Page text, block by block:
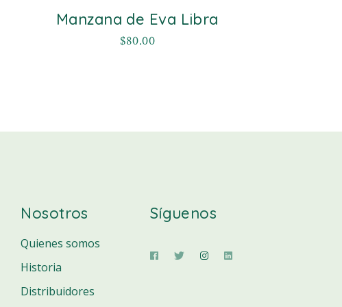
Manzana de Eva Libra
$80.00
Nosotros
Quienes somos
Historia
Distribuidores
Síguenos